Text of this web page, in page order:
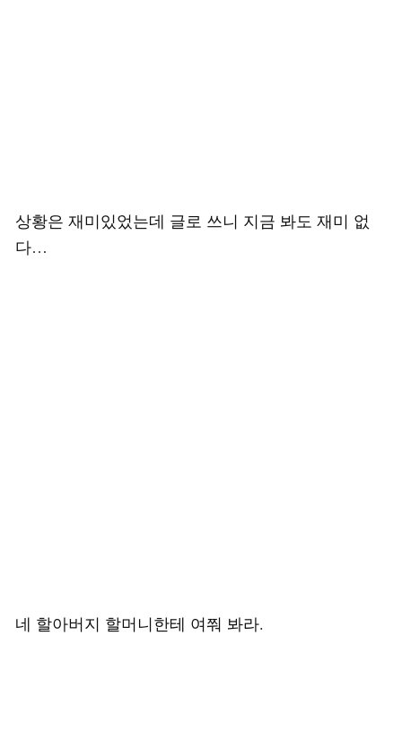
상황은 재미있었는데 글로 쓰니 지금 봐도 재미 없
다…
네 할아버지 할머니한테 여쭤 봐라.